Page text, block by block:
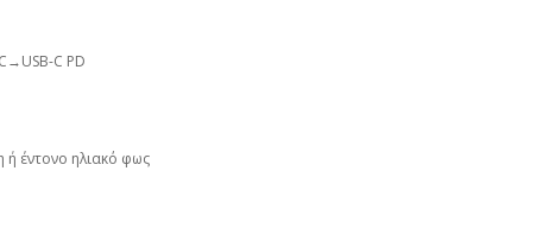
C PD
ή έντονο ηλιακό φως